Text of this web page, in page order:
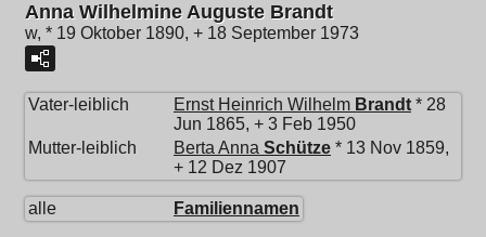
Anna Wilhelmine Auguste Brandt
w, * 19 Oktober 1890, + 18 September 1973
Vater-leiblich Ernst Heinrich Wilhelm Brandt * 28
Jun 1865, + 3 Feb 1950
Mutter-leiblich
Berta Anna Schütze * 13 Nov 1859,
+ 12 Dez 1907
alle Familiennamen